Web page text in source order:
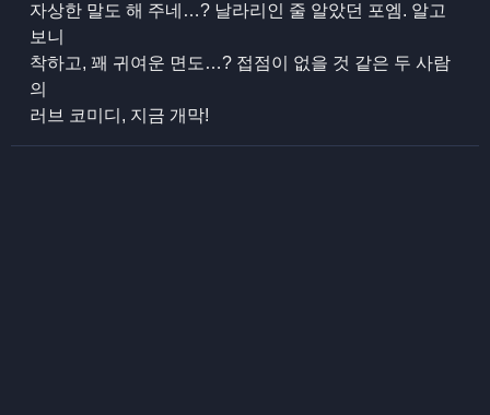
자상한 말도 해 주네…? 날라리인 줄 알았던 포엠. 알고
보니
착하고, 꽤 귀여운 면도…? 접점이 없을 것 같은 두 사람
의
러브 코미디, 지금 개막!